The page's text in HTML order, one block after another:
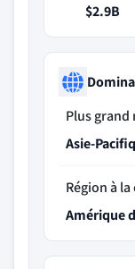
$2.9B
Plus grand
Asie-
Région à
Amérique